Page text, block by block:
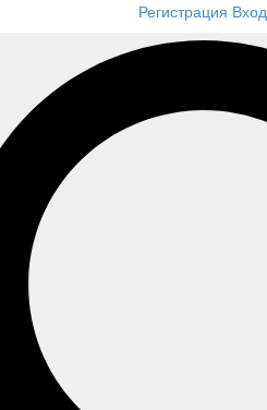
Регистрация Вход